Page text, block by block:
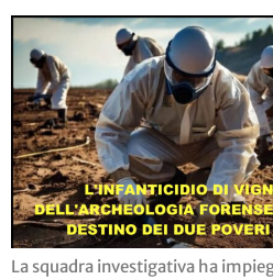
La squadra investigativa ha